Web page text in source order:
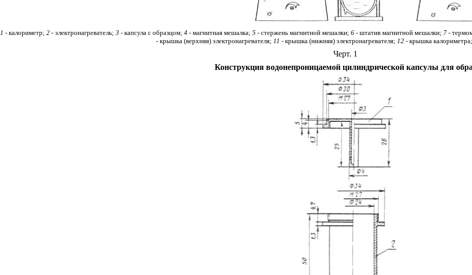
1 - калориметр; 2 - электронагреватель; 3 - капсула с образцом; 4 - магнитная мешалка; 5 - стержень магнитной мешалки; 6 - штатив магнитной мешалки; 7 -
- крышка (верхняя) электронагревателя; 11 - крышка (нижняя) электронагревателя; 12 - крышка калориметра;
Черт. 1
Конструкция водонепроницаемой цилиндрической капсулы для